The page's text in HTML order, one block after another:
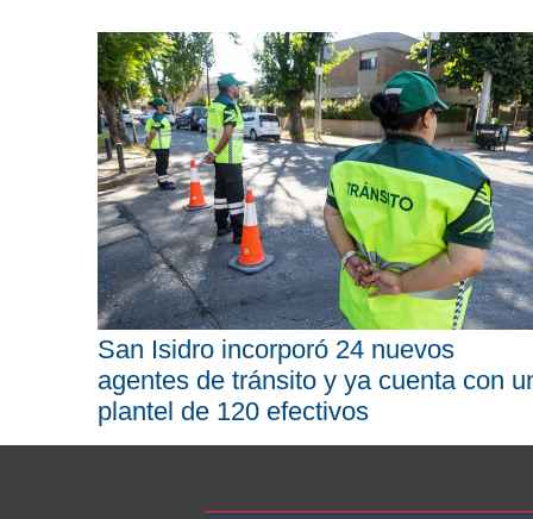
San Isidro incorporó 24 nuevos
agentes de tránsito y ya cuenta con
plantel de 120 efectivos